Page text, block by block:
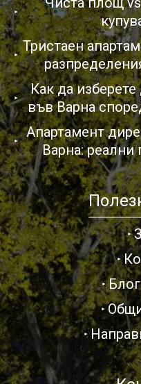
Тристаен
Как да
във Варна
Апартамент
Варна: